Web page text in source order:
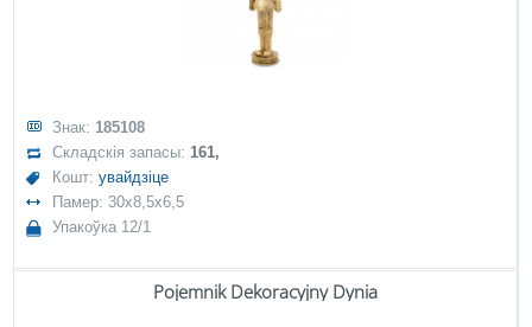
Знак: 185108
Складскія запасы:161,
Кошт:увайдзіце
Памер: 30x8,5x6,5
Упакоўка 12/1
Pojemnik Dekoracyjny Dynia